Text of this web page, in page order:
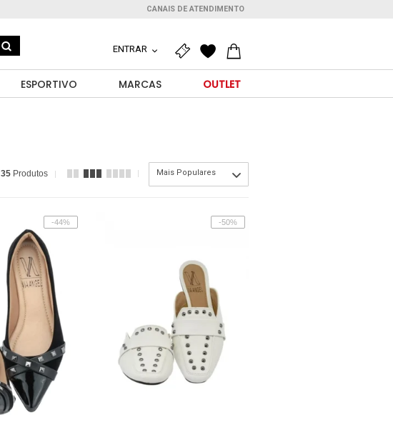
CANAIS DE ATENDIMENTO
ENTRAR
ESPORTIVO MARCAS OUTLET
35 Produtos Mais Populares
-44% -50%